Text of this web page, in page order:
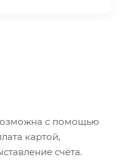
с помощью
картой,
счёта.